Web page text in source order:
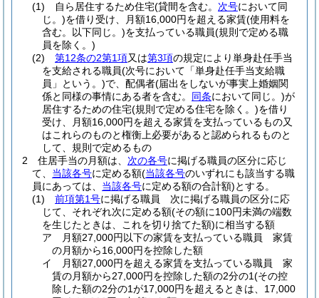
(1)
自ら居住するため住宅(貸間を含む。 次号において同
じ。)を借り受け、月額16,000円を超える家賃(使用料を
含む。以下同じ。)を支払っている職員(規則で定める職
員を除く。)
(2)
第12条の2第1項又は第3項の規定により単身赴任手当
を支給される職員(次号において「単身赴任手当支給職
員」という。)で、配偶者(届出をしないが事実上婚姻関
係と同様の事情にある者を含む。 同条において同じ。)が
居住するための住宅(規則で定める住宅を除く。)を借り
受け、月額16,000円を超える家賃を支払っているもの又
はこれらのものと権衡上必要があると認められるものと
して、規則で定めるもの
2
住居手当の月額は、 次の各号に掲げる職員の区分に応じ
て、 当該各号に定める額(当該各号のいずれにも該当する職
員にあっては、 当該各号に定める額の合計額)とする。
(1)
前項第1号に掲げる職員 次に掲げる職員の区分に応
じて、それぞれ次に定める額(その額に100円未満の端数
を生じたときは、これを切り捨てた額)に相当する額
ア
月額27,000円以下の家賃を支払っている職員 家賃
の月額から16,000円を控除した額
イ
月額27,000円を超える家賃を支払っている職員 家
賃の月額から27,000円を控除した額の2分の1(その控
除した額の2分の1が17,000円を超えるときは、17,000